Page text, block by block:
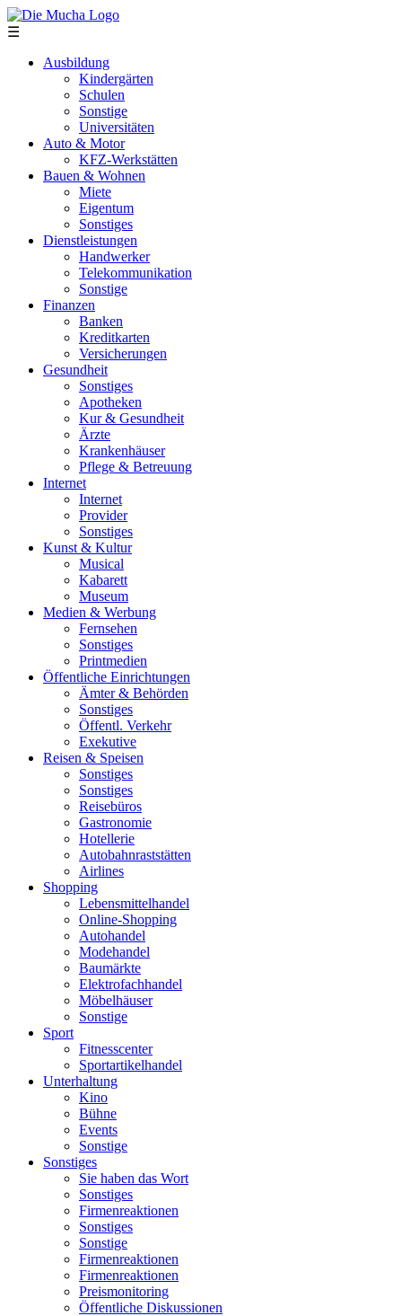
Direkt zum Inhalt
☰
Ausbildung
Kindergärten
Schulen
Sonstige
Universitäten
Auto & Motor
KFZ-Werkstätten
Bauen & Wohnen
Miete
Eigentum
Sonstiges
Dienstleistungen
Handwerker
Telekommunikation
Sonstige
Finanzen
Banken
Kreditkarten
Versicherungen
Gesundheit
Sonstiges
Apotheken
Kur & Gesundheit
Ärzte
Krankenhäuser
Pflege & Betreuung
Internet
Internet
Provider
Sonstiges
Kunst & Kultur
Musical
Kabarett
Museum
Medien & Werbung
Fernsehen
Sonstiges
Printmedien
Öffentliche Einrichtungen
Ämter & Behörden
Sonstiges
Öffentl. Verkehr
Exekutive
Reisen & Speisen
Sonstiges
Sonstiges
Reisebüros
Gastronomie
Hotellerie
Autobahnraststätten
Airlines
Shopping
Lebensmittelhandel
Online-Shopping
Autohandel
Modehandel
Baumärkte
Elektrofachhandel
Möbelhäuser
Sonstige
Sport
Fitnesscenter
Sportartikelhandel
Unterhaltung
Kino
Bühne
Events
Sonstige
Sonstiges
Sie haben das Wort
Sonstiges
Firmenreaktionen
Sonstiges
Sonstige
Firmenreaktionen
Firmenreaktionen
Preismonitoring
Öffentliche Diskussionen